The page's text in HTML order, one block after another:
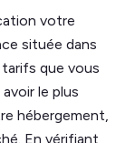
votre
située dans
que vous
le plus
hébergement,
En vérifiant